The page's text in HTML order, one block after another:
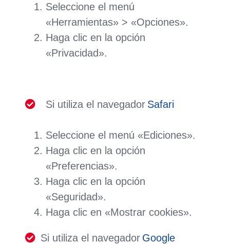
Seleccione el menú
«Herramientas» > «Opciones».
Haga clic en la opción
«Privacidad».
Si utiliza el navegador Safari
Seleccione el menú «Ediciones».
Haga clic en la opción
«Preferencias».
Haga clic en la opción
«Seguridad».
Haga clic en «Mostrar cookies».
Si utiliza el navegador Google